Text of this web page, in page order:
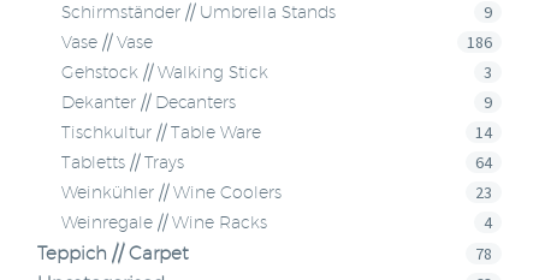
Schirmständer // Umbrella Stands 9
Vase // Vase 186
Gehstock // Walking Stick 3
Dekanter // Decanters 9
Tischkultur // Table Ware 14
Tabletts // Trays 64
Weinkühler // Wine Coolers 23
Weinregale // Wine Racks 4
Teppich // Carpet 78